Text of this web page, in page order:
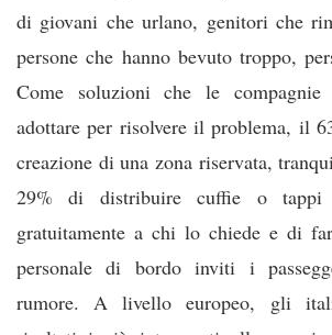
di giovani che urlano, genitori che
persone che hanno bevuto troppo,
Come soluzioni che le compagnie
adottare per risolvere il problema, il
creazione di una zona riservata,
29% di distribuire cuffie o tappi
gratuitamente a chi lo chiede e di
personale di bordo inviti i
rumore. A livello europeo, gli